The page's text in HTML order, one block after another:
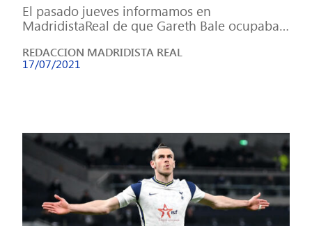
El pasado jueves informamos en
MadridistaReal de que Gareth Bale ocupaba
nueva normativa […]
REDACCION MADRIDISTA REAL
17/07/2021